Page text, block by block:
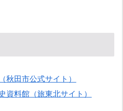
秋田市公式サイト）
資料館（旅東北サイト）